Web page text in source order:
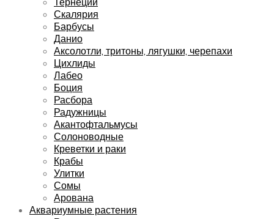
Скалярия
Барбусы
Данио
Аксолотли, тритоны, лягушки, черепахи
Цихлиды
Лабео
Боция
Расбора
Радужницы
Акантофтальмусы
Солоноводные
Креветки и раки
Крабы
Улитки
Сомы
Арована
Аквариумные растения